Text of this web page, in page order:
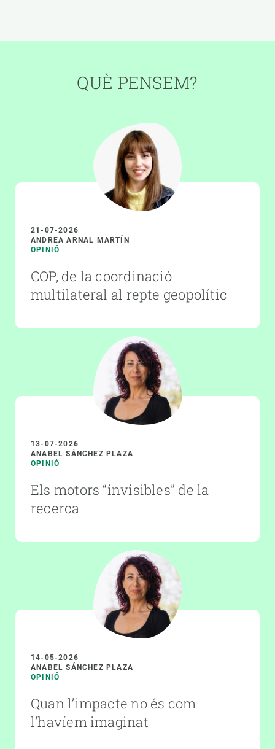
QUÈ PENSEM?
21-07-2026
ANDREA ARNAL MARTÍN
OPINIÓ
COP, de la coordinació
multilateral al repte geopolític
13-07-2026
ANABEL SÁNCHEZ PLAZA
OPINIÓ
Els motors “invisibles” de la
recerca
14-05-2026
ANABEL SÁNCHEZ PLAZA
OPINIÓ
Quan l’impacte no és com
l’havíem imaginat